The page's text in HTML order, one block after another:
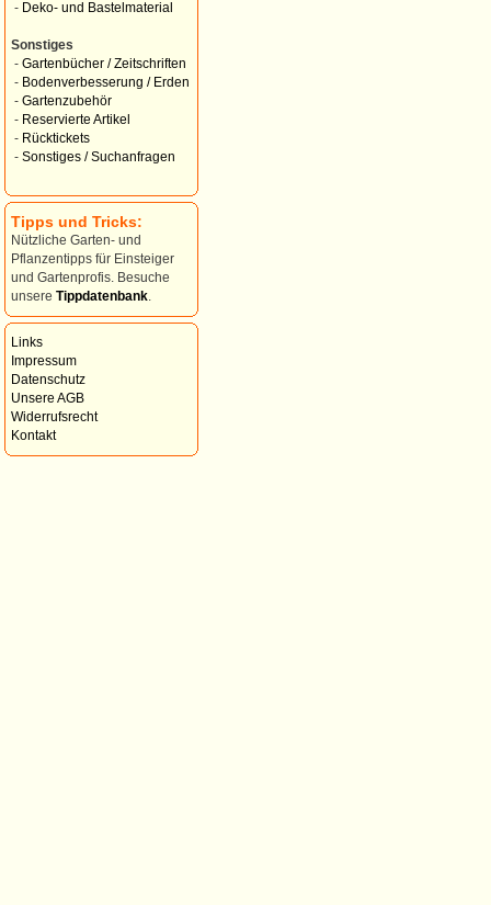
- Deko- und Bastelmaterial
Sonstiges
- Gartenbücher / Zeitschriften
- Bodenverbesserung / Erden
- Gartenzubehör
- Reservierte Artikel
- Rücktickets
- Sonstiges / Suchanfragen
Tipps und Tricks:
Nützliche Garten- und
Pflanzentipps für Einsteiger
und Gartenprofis. Besuche
unsere Tippdatenbank
Links
Impressum
Datenschutz
Unsere AGB
Widerrufsrecht
Kontakt